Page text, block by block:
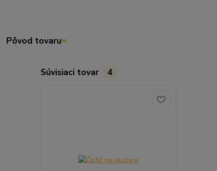
Pôvod tovaru
Súvisiaci tovar 4